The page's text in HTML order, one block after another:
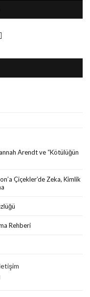
Arendt ve “Kötülüğün
Çiçekler’de Zeka, Kimlik
Rehberi